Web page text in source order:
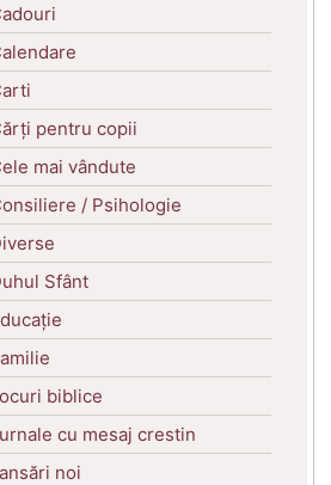
pentru copii
mai vândute
/ Psihologie
Sfânt
biblice
cu mesaj crestin
noi